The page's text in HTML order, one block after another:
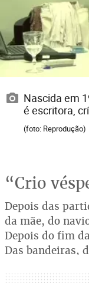
Nascida em
é escritora,
(foto: Reprodução)
“Crio
Depois das
da mãe, do
Depois do fim
Das bandeiras,